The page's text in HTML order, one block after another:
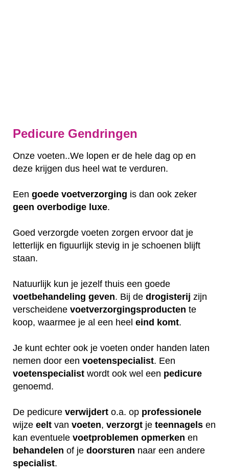
Pedicure Gendringen
Onze voeten..We lopen er de hele dag op en
deze krijgen dus heel wat te verduren.
Een goede voetverzorging is dan ook zeker
geen overbodige luxe.
Goed verzorgde voeten zorgen ervoor dat je
letterlijk en figuurlijk stevig in je schoenen blijft
staan.
Natuurlijk kun je jezelf thuis een goede
voetbehandeling geven. Bij de drogisterij zijn
verscheidene voetverzorgingsproducten te
koop, waarmee je al een heel eind komt.
Je kunt echter ook je voeten onder handen laten
nemen door een voetenspecialist. Een
voetenspecialist wordt ook wel een pedicure
genoemd.
De pedicure verwijdert o.a. op professionele
wijze eelt van voeten, verzorgt je teennagels en
kan eventuele voetproblemen opmerken en
behandelen of je doorsturen naar een andere
specialist.